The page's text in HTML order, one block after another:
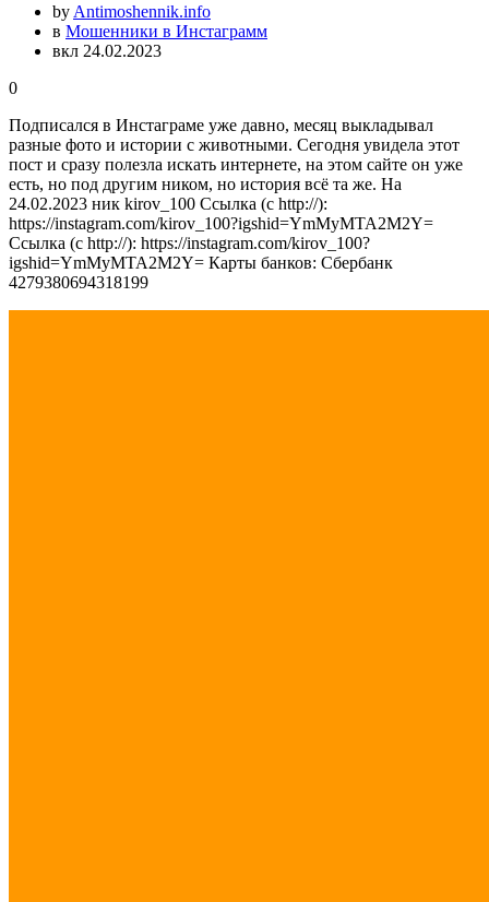
by Antimoshennik.info
в Мошенники в Инстаграмм
вкл 24.02.2023
0
Подписался в Инстаграме уже давно, месяц выкладывал
разные фото и истории с животными. Сегодня увидела этот
пост и сразу полезла искать интернете, на этом сайте он уже
есть, но под другим ником, но история всё та же. На
24.02.2023 ник kirov_100 Ссылка (с http://):
https://instagram.com/kirov_100?igshid=YmMyMTA2M2Y=
Ссылка (с http://): https://instagram.com/kirov_100?
igshid=YmMyMTA2M2Y= Карты банков: Сбербанк
4279380694318199